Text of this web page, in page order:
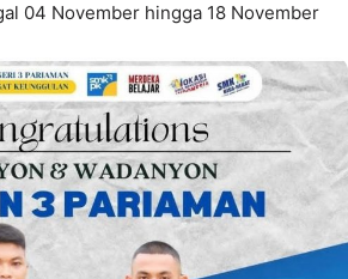
04 November hingga 18 November